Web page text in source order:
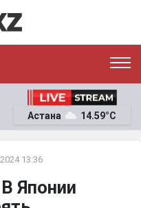
Астана 14.59°C
13:36
Японии